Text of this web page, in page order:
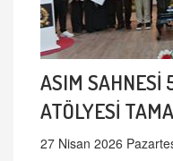
ASIM SAHNESİ
ATÖLYESİ
27 Nisan 2026